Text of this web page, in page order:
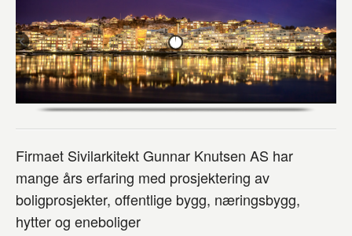
Firmaet Sivilarkitekt Gunnar Knutsen AS har
mange års erfaring med prosjektering av
boligprosjekter, offentlige bygg, næringsbygg,
hytter og eneboliger